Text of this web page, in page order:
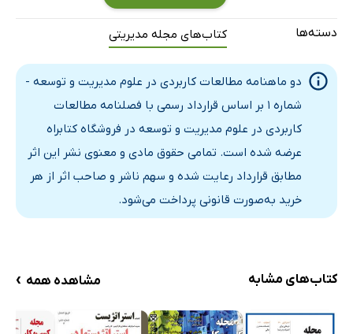
دسته‌ها کتاب‌های مجله مدیریتی
دو ماهنامه‌ مطالعات کاربردی در علوم مدیریت و توسعه -
شماره 1 بر اساس قرارداد رسمی با فصلنامه مطالعات
کاربردی در علوم مدیریت و توسعه در فروشگاه کتابراه
عرضه شده است. تمامی حقوق مادی و معنوی نشر این اثر
مطابق قرارداد رعایت شده و سهم ناشر و صاحب اثر از هر
خرید به‌صورت قانونی پرداخت می‌شود.
کتاب‌های مشابه مشاهده همه ›